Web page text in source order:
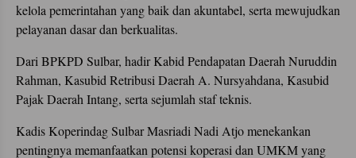
kelola pemerintahan yang baik dan akuntabel, serta mewujudkan
pelayanan dasar dan berkualitas.
Dari BPKPD Sulbar, hadir Kabid Pendapatan Daerah Nuruddin
Rahman, Kasubid Retribusi Daerah A. Nursyahdana, Kasubid
Pajak Daerah Intang, serta sejumlah staf teknis.
Kadis Koperindag Sulbar Masriadi Nadi Atjo menekankan
pentingnya memanfaatkan potensi koperasi dan UMKM yang